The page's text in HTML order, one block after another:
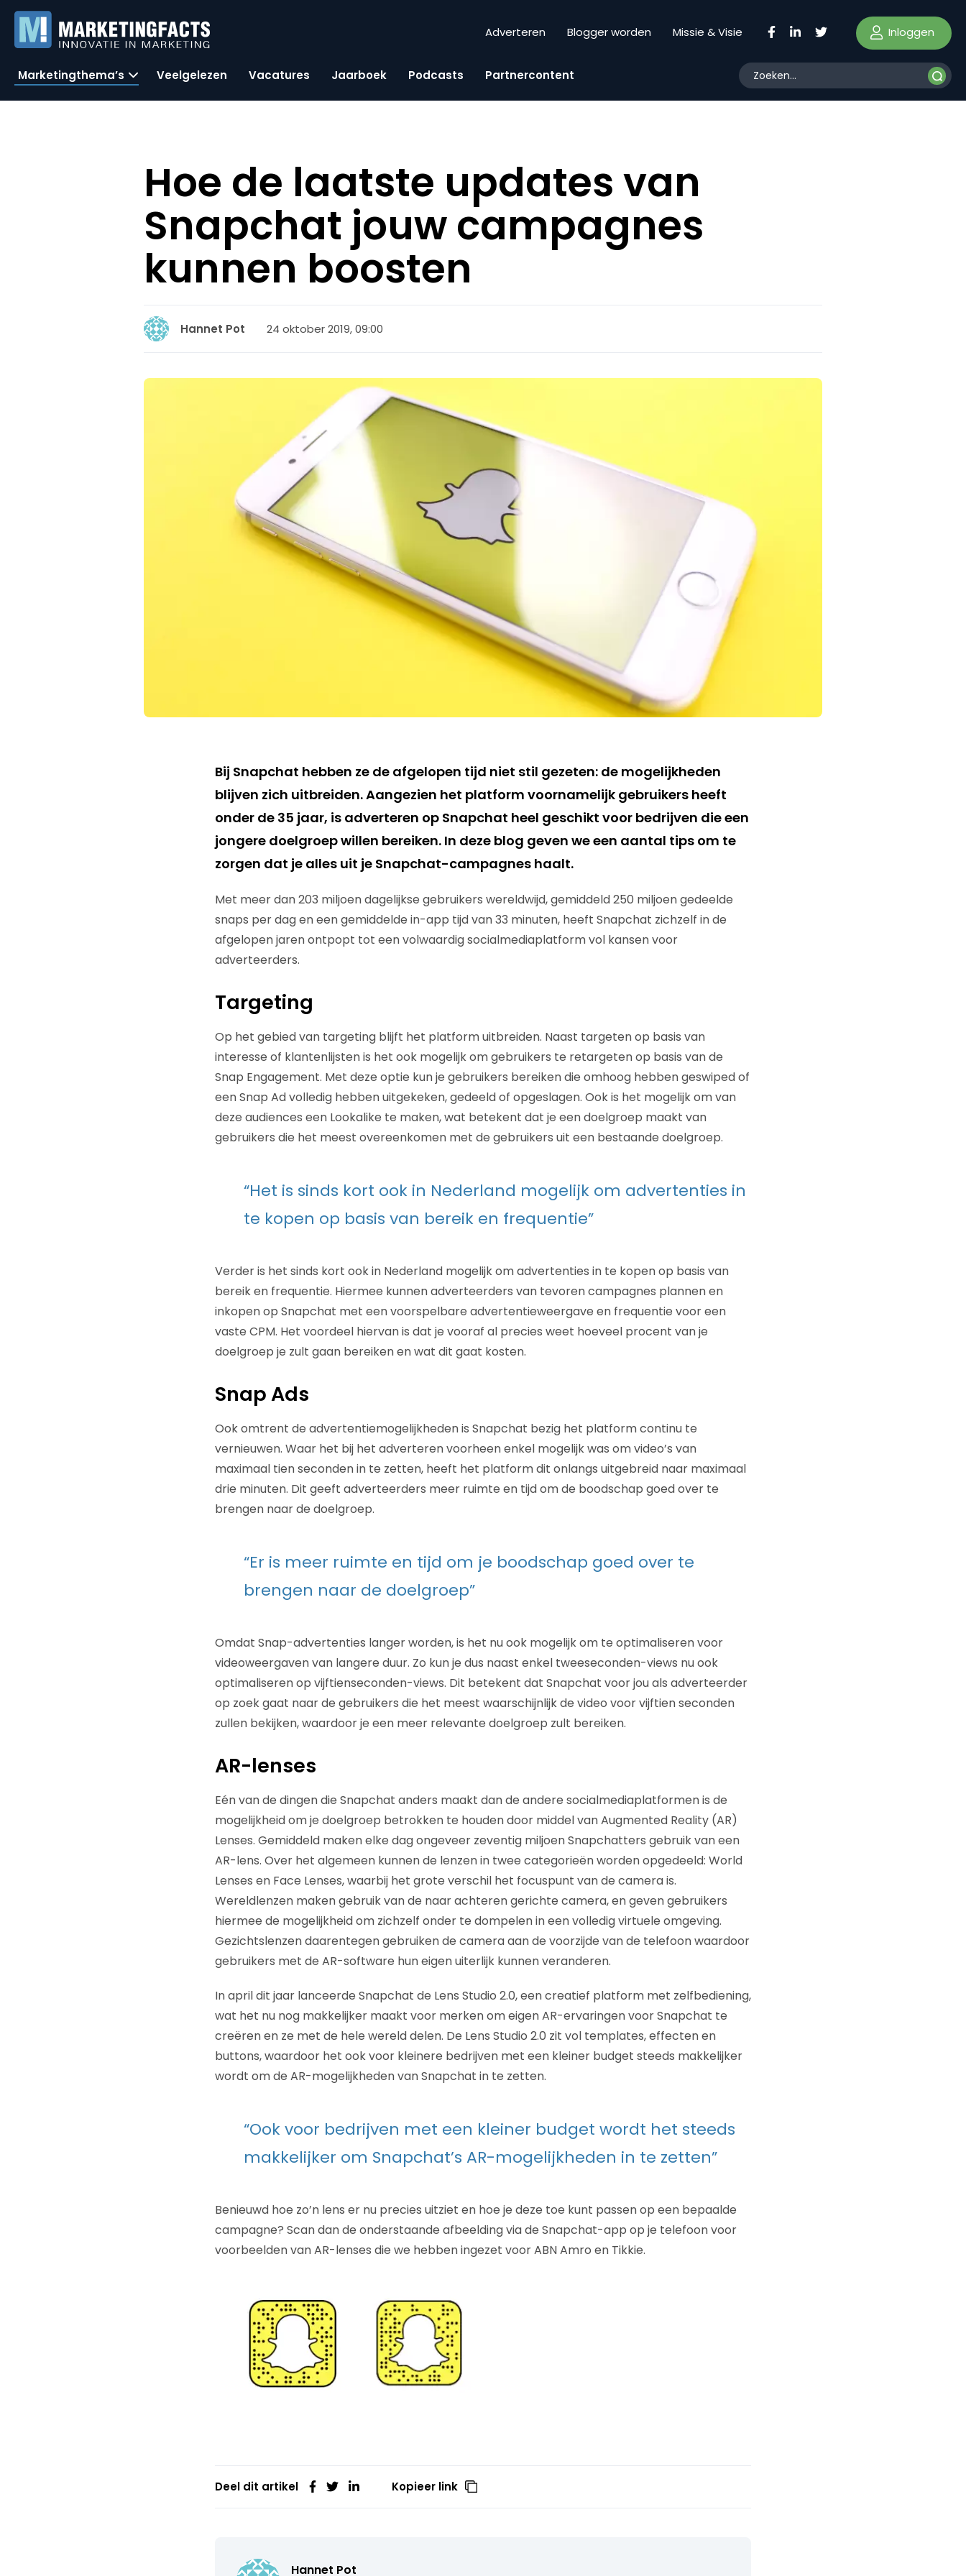
Adverteren Blogger worden Missie & Visie Inloggen
Marketingthema’s Veelgelezen Vacatures Jaarboek Podcasts Partnercontent
Hoe de laatste updates van
Snapchat jouw campagnes
kunnen boosten
Hannet Pot 24 oktober 2019, 09:00
Bij Snapchat hebben ze de afgelopen tijd niet stil gezeten: de mogelijkheden
blijven zich uitbreiden. Aangezien het platform voornamelijk gebruikers heeft
onder de 35 jaar, is adverteren op Snapchat heel geschikt voor bedrijven die een
jongere doelgroep willen bereiken. In deze blog geven we een aantal tips om te
zorgen dat je alles uit je Snapchat-campagnes haalt.
Met meer dan 203 miljoen dagelijkse gebruikers wereldwijd, gemiddeld 250 miljoen gedeelde
snaps per dag en een gemiddelde in-app tijd van 33 minuten, heeft Snapchat zichzelf in de
afgelopen jaren ontpopt tot een volwaardig socialmediaplatform vol kansen voor
adverteerders.
Targeting
Op het gebied van targeting blijft het platform uitbreiden. Naast targeten op basis van
interesse of klantenlijsten is het ook mogelijk om gebruikers te retargeten op basis van de
Snap Engagement. Met deze optie kun je gebruikers bereiken die omhoog hebben geswiped of
een Snap Ad volledig hebben uitgekeken, gedeeld of opgeslagen. Ook is het mogelijk om van
deze audiences een Lookalike te maken, wat betekent dat je een doelgroep maakt van
gebruikers die het meest overeenkomen met de gebruikers uit een bestaande doelgroep.
“Het is sinds kort ook in Nederland mogelijk om advertenties in
te kopen op basis van bereik en frequentie”
Verder is het sinds kort ook in Nederland mogelijk om advertenties in te kopen op basis van
bereik en frequentie. Hiermee kunnen adverteerders van tevoren campagnes plannen en
inkopen op Snapchat met een voorspelbare advertentieweergave en frequentie voor een
vaste CPM. Het voordeel hiervan is dat je vooraf al precies weet hoeveel procent van je
doelgroep je zult gaan bereiken en wat dit gaat kosten.
Snap Ads
Ook omtrent de advertentiemogelijkheden is Snapchat bezig het platform continu te
vernieuwen. Waar het bij het adverteren voorheen enkel mogelijk was om video’s van
maximaal tien seconden in te zetten, heeft het platform dit onlangs uitgebreid naar maximaal
drie minuten. Dit geeft adverteerders meer ruimte en tijd om de boodschap goed over te
brengen naar de doelgroep.
“Er is meer ruimte en tijd om je boodschap goed over te
brengen naar de doelgroep”
Omdat Snap-advertenties langer worden, is het nu ook mogelijk om te optimaliseren voor
videoweergaven van langere duur. Zo kun je dus naast enkel tweeseconden-views nu ook
optimaliseren op vijftienseconden-views. Dit betekent dat Snapchat voor jou als adverteerder
op zoek gaat naar de gebruikers die het meest waarschijnlijk de video voor vijftien seconden
zullen bekijken, waardoor je een meer relevante doelgroep zult bereiken.
AR-lenses
Eén van de dingen die Snapchat anders maakt dan de andere socialmediaplatformen is de
mogelijkheid om je doelgroep betrokken te houden door middel van Augmented Reality (AR)
Lenses. Gemiddeld maken elke dag ongeveer zeventig miljoen Snapchatters gebruik van een
AR-lens. Over het algemeen kunnen de lenzen in twee categorieën worden opgedeeld: World
Lenses en Face Lenses, waarbij het grote verschil het focuspunt van de camera is.
Wereldlenzen maken gebruik van de naar achteren gerichte camera, en geven gebruikers
hiermee de mogelijkheid om zichzelf onder te dompelen in een volledig virtuele omgeving.
Gezichtslenzen daarentegen gebruiken de camera aan de voorzijde van de telefoon waardoor
gebruikers met de AR-software hun eigen uiterlijk kunnen veranderen.
In april dit jaar lanceerde Snapchat de Lens Studio 2.0, een creatief platform met zelfbediening,
wat het nu nog makkelijker maakt voor merken om eigen AR-ervaringen voor Snapchat te
creëren en ze met de hele wereld delen. De Lens Studio 2.0 zit vol templates, effecten en
buttons, waardoor het ook voor kleinere bedrijven met een kleiner budget steeds makkelijker
wordt om de AR-mogelijkheden van Snapchat in te zetten.
“Ook voor bedrijven met een kleiner budget wordt het steeds
makkelijker om Snapchat’s AR-mogelijkheden in te zetten”
Benieuwd hoe zo’n lens er nu precies uitziet en hoe je deze toe kunt passen op een bepaalde
campagne? Scan dan de onderstaande afbeelding via de Snapchat-app op je telefoon voor
voorbeelden van AR-lenses die we hebben ingezet voor ABN Amro en Tikkie.
Deel dit artikel Kopieer link
Hannet Pot